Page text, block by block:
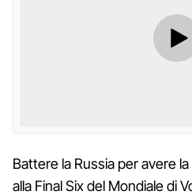
Battere la Russia per avere
alla Final Six del Mondiale di